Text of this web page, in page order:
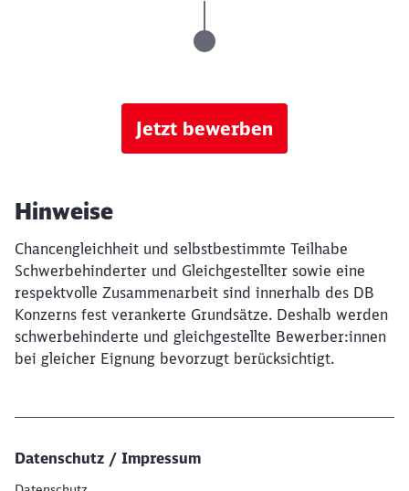
Jetzt bewerben
Hinweise
Chancengleichheit und selbstbestimmte Teilhabe
Schwerbehinderter und Gleichgestellter sowie eine
respektvolle Zusammenarbeit sind innerhalb des DB
Konzerns fest verankerte Grundsätze. Deshalb werden
schwerbehinderte und gleichgestellte Bewerber:innen
bei gleicher Eignung bevorzugt berücksichtigt.
Datenschutz / Impressum